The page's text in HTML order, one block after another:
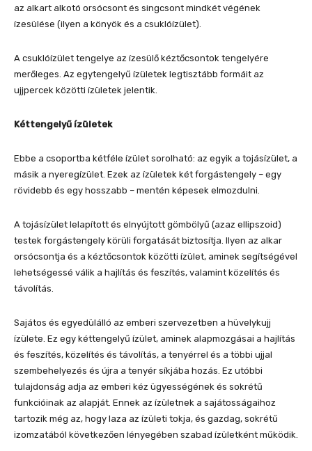
az alkart alkotó orsócsont és singcsont mindkét végének
ízesülése (ilyen a könyök és a csuklóízület).
A csuklóízület tengelye az ízesülő kéztőcsontok tengelyére
merőleges. Az egytengelyű ízületek legtisztább formáit az
ujjpercek közötti ízületek jelentik.
Kéttengelyű ízületek
Ebbe a csoportba kétféle ízület sorolható: az egyik a tojásízület, a
másik a nyeregízület. Ezek az ízületek két forgástengely – egy
rövidebb és egy hosszabb – mentén képesek elmozdulni.
A tojásízület lelapított és elnyújtott gömbölyű (azaz ellipszoid)
testek forgástengely körüli forgatását biztosítja. Ilyen az alkar
orsócsontja és a kéztőcsontok közötti ízület, aminek segítségével
lehetségessé válik a hajlítás és feszítés, valamint közelítés és
távolítás.
Sajátos és egyedülálló az emberi szervezetben a hüvelykujj
ízülete. Ez egy kéttengelyű ízület, aminek alapmozgásai a hajlítás
és feszítés, közelítés és távolítás, a tenyérrel és a többi ujjal
szembehelyezés és újra a tenyér síkjába hozás. Ez utóbbi
tulajdonság adja az emberi kéz ügyességének és sokrétű
funkcióinak az alapját. Ennek az ízületnek a sajátosságaihoz
tartozik még az, hogy laza az ízületi tokja, és gazdag, sokrétű
izomzatából következően lényegében szabad ízületként működik.